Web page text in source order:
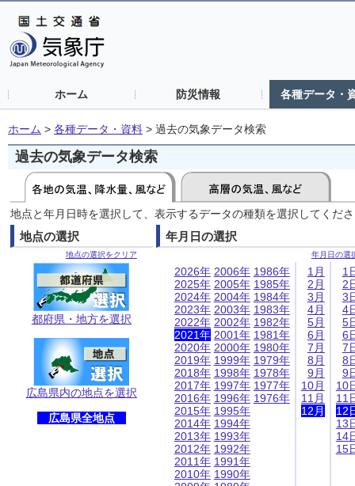
ホーム 防災情報 各種データ・
ホーム > 各種データ・資料 > 過去の気象データ検索
過去の気象データ検索
地点と年月日時を選択して、表示するデータの種類を選択してくだ
地点の選択
地点の選択をクリア
都府県・地方を選択
広島県内の地点を選択
広島県全地点
年月日の選択
年月日の選
2026年
2025年
2024年
2023年
2022年
2021年
2020年
2019年
2018年
2017年
2016年
2015年
2014年
2013年
2012年
2011年
2010年
2006年
2005年
2004年
2003年
2002年
2001年
2000年
1999年
1998年
1997年
1996年
1995年
1994年
1993年
1992年
1991年
1990年
1986年
1985年
1984年
1983年
1982年
1981年
1980年
1979年
1978年
1977年
1976年
1月
2月
3月
4月
5月
6月
7月
8月
9月
10月
11月
12月
1
2
3
4
5
6
7
8
9
10
11
12
13
14
15